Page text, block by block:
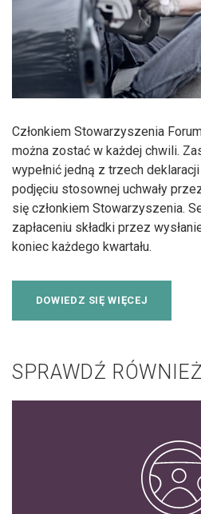
Członkiem Stowarzyszenia
można zostać w każdej chwili.
wypełnić jedną z trzech
podjęciu stosownej uchwały
się członkiem Stowarzyszenia.
zapłaceniu składki przez
koniec każdego kwartału.
DOWIEDZ SIĘ WIĘCEJ
SPRAWDŹ RÓWNIEŻ